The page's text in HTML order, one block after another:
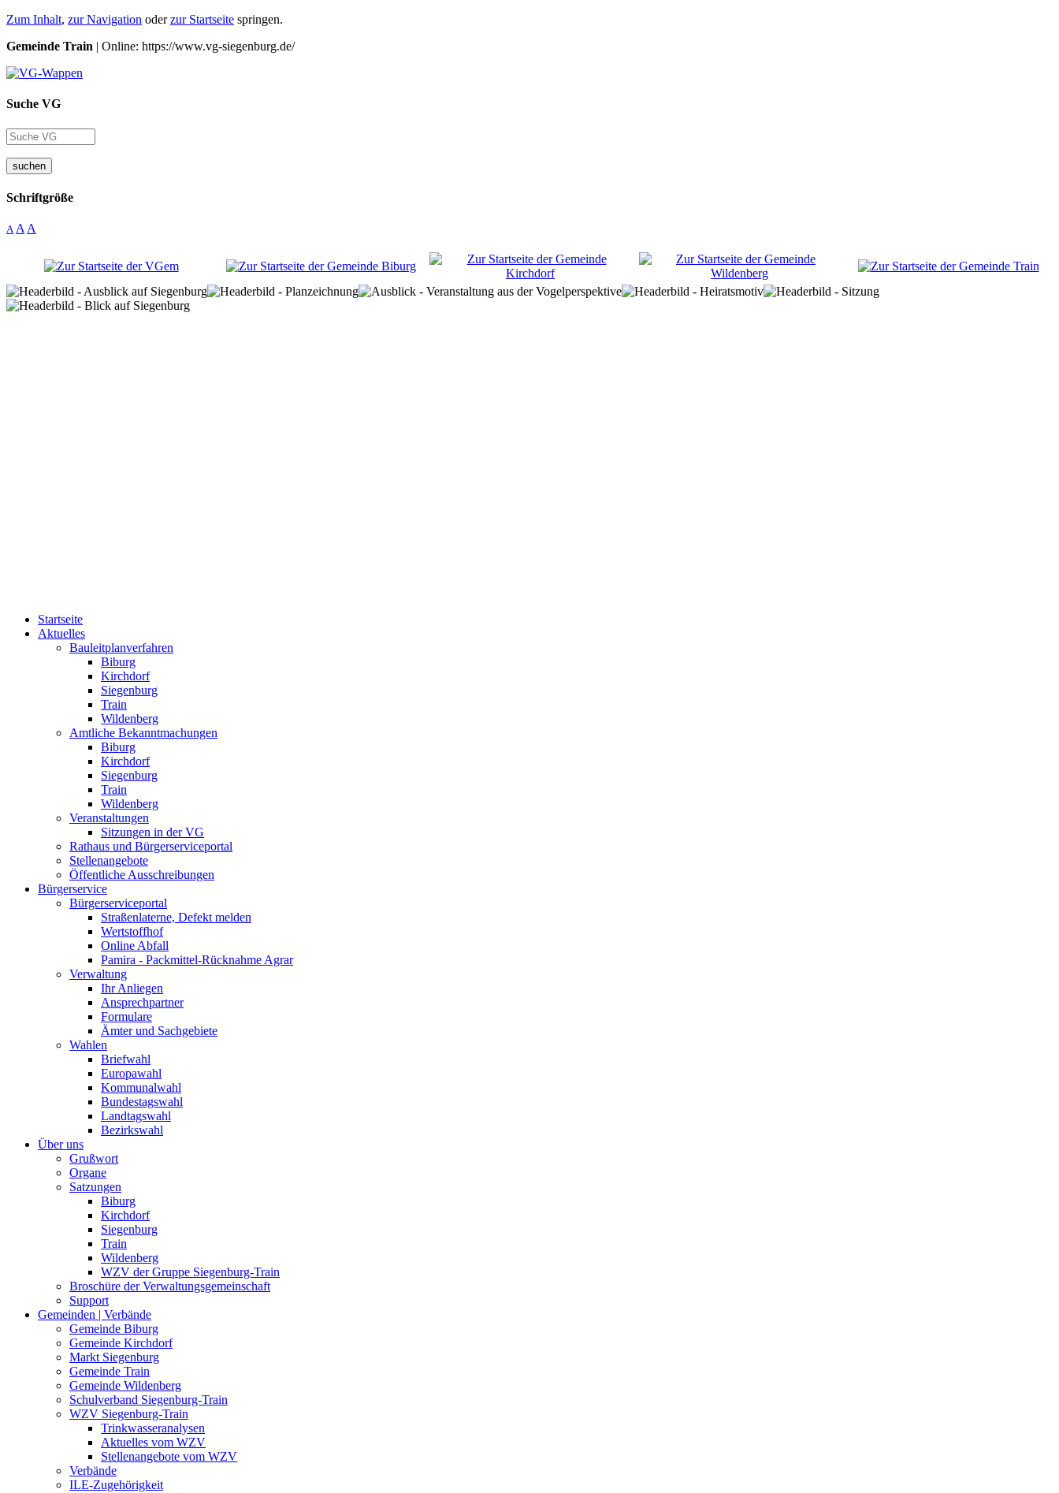
Zum Inhalt, zur Navigation oderzur Startseite springen.
Gemeinde Train | Online: https://www.vg-siegenburg.de/
Suche VG
suchen
Schriftgröße
A A A
Startseite
Aktuelles
Bauleitplanverfahren
Biburg
Kirchdorf
Siegenburg
Train
Wildenberg
Amtliche Bekanntmachungen
Biburg
Kirchdorf
Siegenburg
Train
Wildenberg
Veranstaltungen
Sitzungen in der VG
Rathaus und Bürgerserviceportal
Stellenangebote
Öffentliche Ausschreibungen
Bürgerservice
Bürgerserviceportal
Straßenlaterne, Defekt melden
Wertstoffhof
Online Abfall
Pamira - Packmittel-Rücknahme Agrar
Verwaltung
Ihr Anliegen
Ansprechpartner
Formulare
Ämter und Sachgebiete
Wahlen
Briefwahl
Europawahl
Kommunalwahl
Bundestagswahl
Landtagswahl
Bezirkswahl
Über uns
Grußwort
Organe
Satzungen
Biburg
Kirchdorf
Siegenburg
Train
Wildenberg
WZV der Gruppe Siegenburg-Train
Broschüre der Verwaltungsgemeinschaft
Support
Gemeinden | Verbände
Gemeinde Biburg
Gemeinde Kirchdorf
Markt Siegenburg
Gemeinde Train
Gemeinde Wildenberg
Schulverband Siegenburg-Train
WZV Siegenburg-Train
Trinkwasseranalysen
Aktuelles vom WZV
Stellenangebote vom WZV
Verbände
ILE-Zugehörigkeit